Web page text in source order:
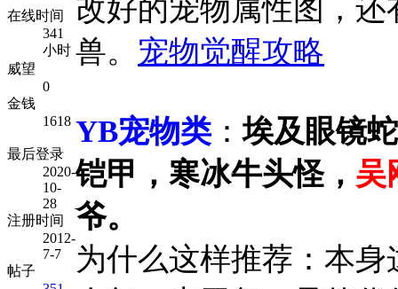
在线时间
341
小时
威望
0
金钱
1618
最后登录
2020-
10-
28
注册时间
2012-
7-7
帖子
改好的宠物属性图，
兽。 宠物觉醒攻略
YB宠物类 ：埃及眼镜
铠甲，寒冰牛头怪， 吴
爷。
为什么这样推荐：本